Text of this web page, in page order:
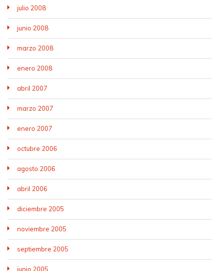
julio 2008
junio 2008
marzo 2008
enero 2008
abril 2007
marzo 2007
enero 2007
octubre 2006
agosto 2006
abril 2006
diciembre 2005
noviembre 2005
septiembre 2005
junio 2005